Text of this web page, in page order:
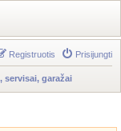
Prisijungti
Registruotis
servisai, garažai